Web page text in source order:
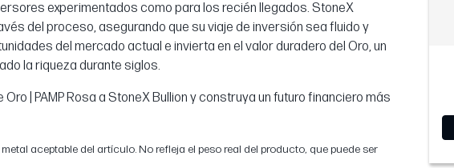
experimentados como para los recién llegados. StoneX
del proceso, asegurando que su viaje de inversión sea fluido y
del mercado actual e invierta en el valor duradero del Oro, un
la riqueza durante siglos.
| PAMP Rosa a StoneX Bullion y construya un futuro financiero más
aceptable del artículo. No refleja el peso real del producto, que puede ser